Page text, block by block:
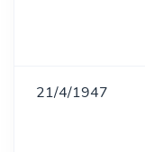
21/4/1947